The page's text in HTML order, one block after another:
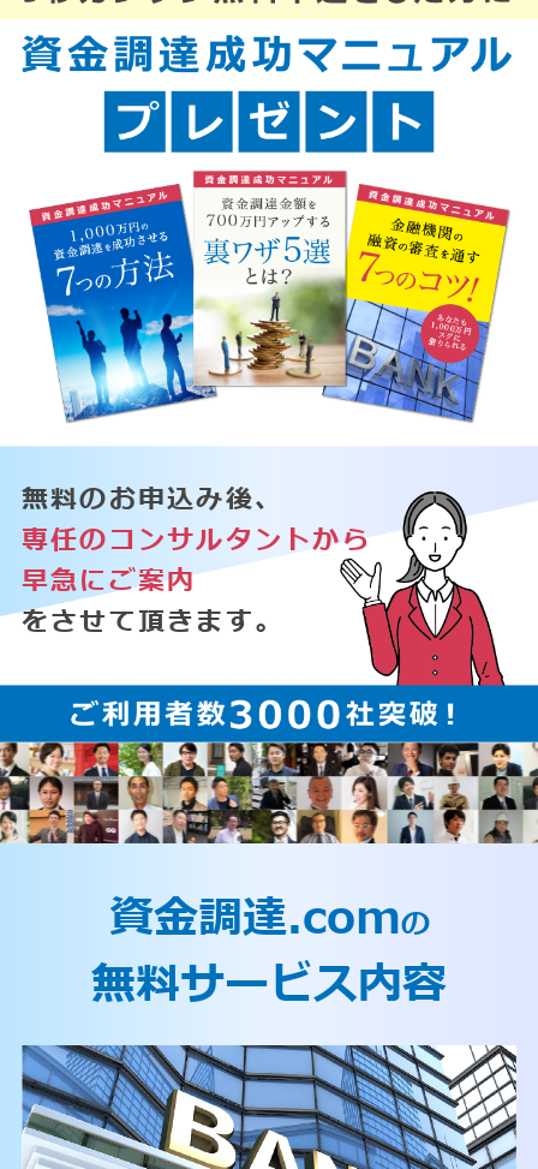
無料のお申込み後、
専任のコンサルタントから
早急にご案内
をさせて頂きます。
資金調達.comの
無料サービス内容